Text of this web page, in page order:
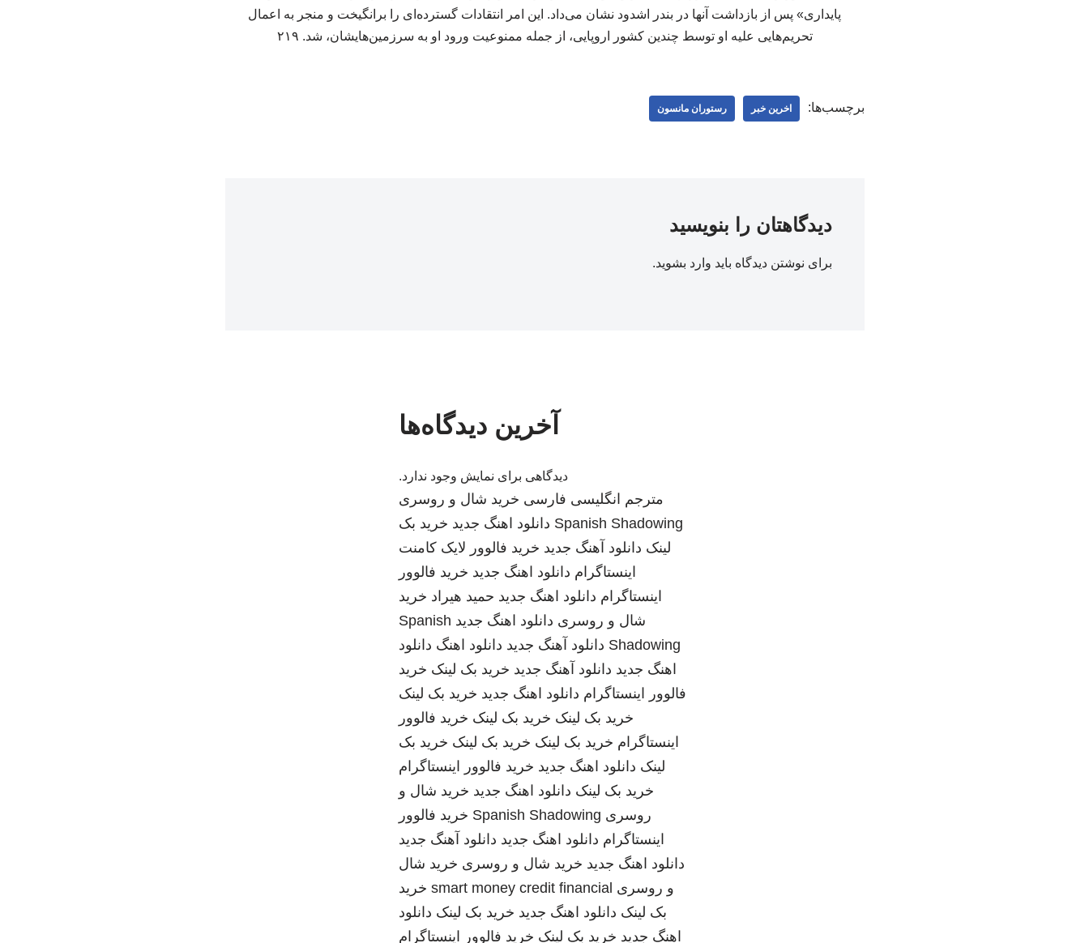
پایداری» پس از بازداشت آنها در بندر اشدود نشان می‌داد. این امر انتقادات گسترده‌ای را برانگیخت و منجر به اعمال
تحریم‌هایی علیه او توسط چندین کشور اروپایی، از جمله ممنوعیت ورود او به سرزمین‌هایشان، شد. ۲۱۹
برچسب‌ها: اخرین خبر رستوران مانسون
دیدگاهتان را بنویسید
برای نوشتن دیدگاه باید وارد بشوید.
آخرین دیدگاه‌ها
دیدگاهی برای نمایش وجود ندارد.
مترجم انگلیسی فارسی خرید شال و روسری
Spanish Shadowing دانلود اهنگ جدید خرید بک
لینک دانلود آهنگ جدید خرید فالوور لایک کامنت
اینستاگرام دانلود اهنگ جدید خرید فالوور
اینستاگرام دانلود اهنگ جدید حمید هیراد خرید
شال و روسری دانلود اهنگ جدید Spanish
Shadowing دانلود آهنگ جدید دانلود اهنگ دانلود
اهنگ جدید دانلود آهنگ جدید خرید بک لینک خرید
فالوور اینستاگرام دانلود اهنگ جدید خرید بک لینک
خرید بک لینک خرید بک لینک خرید فالوور
اینستاگرام خرید بک لینک خرید بک لینک خرید بک
لینک دانلود اهنگ جدید خرید فالوور اینستاگرام
خرید بک لینک دانلود اهنگ جدید خرید شال و
روسری Spanish Shadowing خرید فالوور
اینستاگرام دانلود اهنگ جدید دانلود آهنگ جدید
دانلود اهنگ جدید خرید شال و روسری خرید شال
و روسری smart money credit financial خرید
بک لینک دانلود اهنگ جدید خرید بک لینک دانلود
اهنگ جدید خرید بک لینک خرید فالوور اینستاگرام